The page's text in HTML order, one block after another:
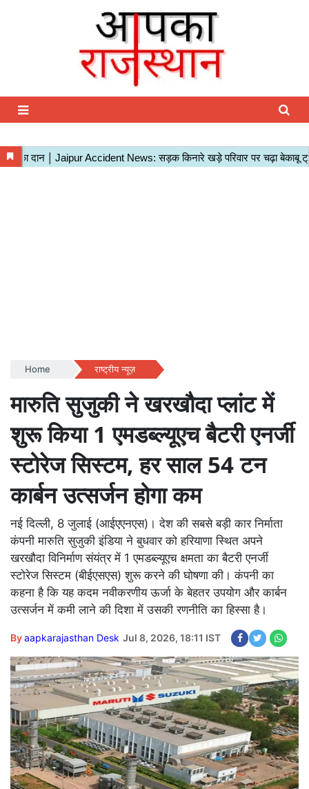
Home राष्ट्रीय न्यूज़
मारुति सुजुकी ने खरखौदा प्लांट में
शुरू किया 1 एमडब्ल्यूएच बैटरी एनर्जी
स्टोरेज सिस्टम, हर साल 54 टन
कार्बन उत्सर्जन होगा कम
नई दिल्ली, 8 जुलाई (आईएएनएस)। देश की सबसे बड़ी कार निर्माता
कंपनी मारुति सुजुकी इंडिया ने बुधवार को हरियाणा स्थित अपने
खरखौदा विनिर्माण संयंत्र में 1 एमडब्ल्यूएच क्षमता का बैटरी एनर्जी
स्टोरेज सिस्टम (बीईएसएस) शुरू करने की घोषणा की। कंपनी का
कहना है कि यह कदम नवीकरणीय ऊर्जा के बेहतर उपयोग और कार्बन
उत्सर्जन में कमी लाने की दिशा में उसकी रणनीति का हिस्सा है।
Byaapkarajasthan Desk Jul 8, 2026, 18:11 IST